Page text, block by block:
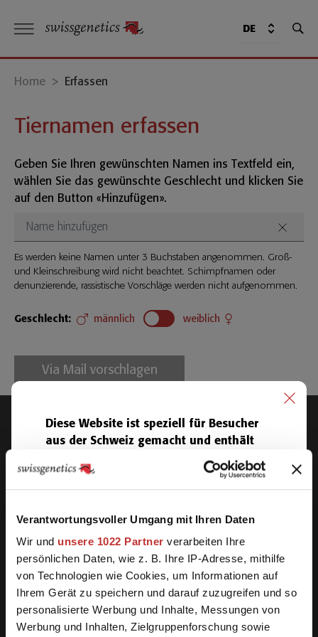
Verantwortungsvoller Umgang mit Ihren Daten
Wir und unsere 1022 Partner verarbeiten Ihre
persönlichen Daten, wie z. B. Ihre IP-Adresse, mithilfe
von Technologien wie Cookies, um Informationen auf
Ihrem Gerät zu speichern und darauf zuzugreifen und so
personalisierte Werbung und Inhalte, Messungen von
Werbung und Inhalten, Zielgruppenforschung sowie
Diese Website ist speziell für Besucher
aus der Schweiz gemacht und enthält
Produkte, die nur in der Schweiz
lieferbar sind.
auf unsere internationale Seite umgeleitet.
Schweizer Seite
Internationale Seite
DE
Home > Erfassen
Tiernamen erfassen
Geben Sie Ihren gewünschten Namen ins Textfeld ein,
wählen Sie das gewünschte Geschlecht und klicken Sie
auf den Button «Hinzufügen».
Es werden keine Namen unter 3 Buchstaben angenommen. Groß-
und Kleinschreibung wird nicht beachtet. Schimpfnamen oder
denunzierende, rassistische Vorschläge werden nicht aufgenommen.
Geschlecht: männlich weiblich
Via Mail vorschlagen
Swissgenetics
Meielenfeldweg 12,
+41 31 910 62 62
E-Mail
Samenreservation
+41 31 910 62 22
Hoflieferprodukte